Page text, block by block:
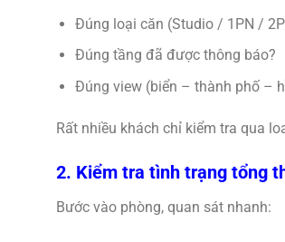
Đúng loại căn (Studio / 1PN /
Đúng tầng đã được thông báo?
Đúng view (biển – thành phố –
Rất nhiều khách chỉ kiểm tra qua
2. Kiểm tra tình trạng tổng
Bước vào phòng, quan sát nhanh: